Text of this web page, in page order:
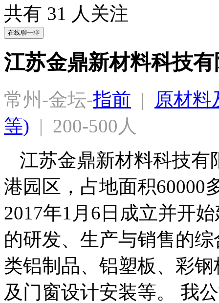
共有 31 人关注
在线聊一聊
江苏金鼎新材料科技
常州-金坛-指前 | 原材料
等) |  200-500人
江苏金鼎新材料科技有
港园区，占地面积60000
2017年1月6日成立并开
的研发、生产与销售的
类铝制品、铝塑板、彩
及门窗设计安装等。 我